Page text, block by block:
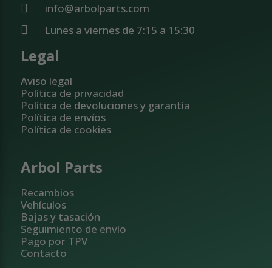
info@arbolparts.com
Lunes a viernes de 7:15 a 15:30
Legal
Aviso legal
Política de privacidad
Política de devoluciones y garantía
Política de envíos
Política de cookies
Arbol Parts
Recambios
Vehículos
Bajas y tasación
Seguimiento de envío
Pago por TPV
Contacto